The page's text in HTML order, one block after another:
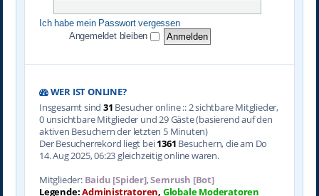
Ich habe mein Passwort vergessen
Angemeldet bleiben
WER IST ONLINE?
Insgesamt sind 31 Besucher online :: 2 sichtbare Mitglieder,
0 unsichtbare Mitglieder und 29 Gäste (basierend auf den
aktiven Besuchern der letzten 5 Minuten)
Der Besucherrekord liegt bei1361 Besuchern, die am Do
14. Aug 2025, 06:23 gleichzeitig online waren.
Mitglieder: Baidu [Spider],Semrush [Bot]
Legende:Administratoren, Globale Moderatoren